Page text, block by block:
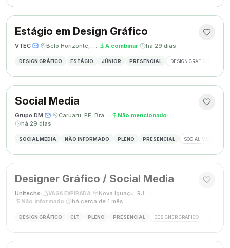
Estágio em Design Gráfico
VTEC· · Belo Horizonte, MG · A combinar· há 29 dias
DESIGN GRÁFICO ESTÁGIO JÚNIOR PRESENCIAL DESIGN GRÁFICO
Social Media
Grupo DM· · Caruaru, PE, Brasil· Não mencionado·
há 29 dias
SOCIAL MEDIA NÃO INFORMADO PLENO PRESENCIAL SOCIAL MEDIA
Designer Gráfico / Social Media
Unitechs VAGA EXPIRADA Nova Iguaçu, RJ, Brasil
Não informado
há cerca de 1 mês
DESIGN GRÁFICO CLT PLENO PRESENCIAL DESIGNER GRÁFICO